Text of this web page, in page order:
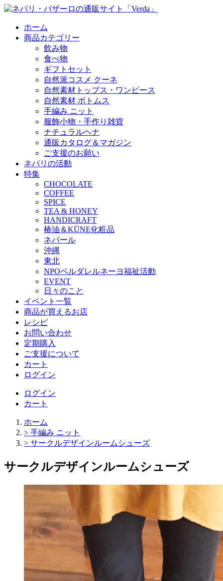
ホーム
商品カテゴリー
飲み物
食べ物
ギフトセット
自然派コスメ クーネ
自然素材トップス・ワンピース
自然素材 ボトムス
手編み ニット
服飾小物・手作り雑貨
ナチュラルヘナ
通販カタログ＆マガジン
ご支援のお願い
ネパリの活動
特集
CHOCOLATE
COFFEE
SPICE
TEA & HONEY
HANDICRAFT
椿油＆KŪNE化粧品
ネパール
沖縄
東北
NPOベルダレルネーヨ福祉活動
EVENT
日々のこと
イベント一覧
商品が買えるお店
レシピ
お問い合わせ
定期購入
ご支援について
カート
ログイン
ログイン
カート
ホーム
> 手編み ニット
> サークルデザインルームシューズ
サークルデザインルームシューズ